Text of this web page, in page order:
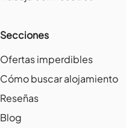
Secciones
Ofertas imperdibles
Cómo buscar alojamiento
Reseñas
Blog